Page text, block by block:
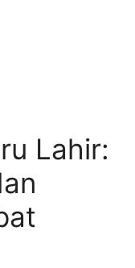
Lahir: